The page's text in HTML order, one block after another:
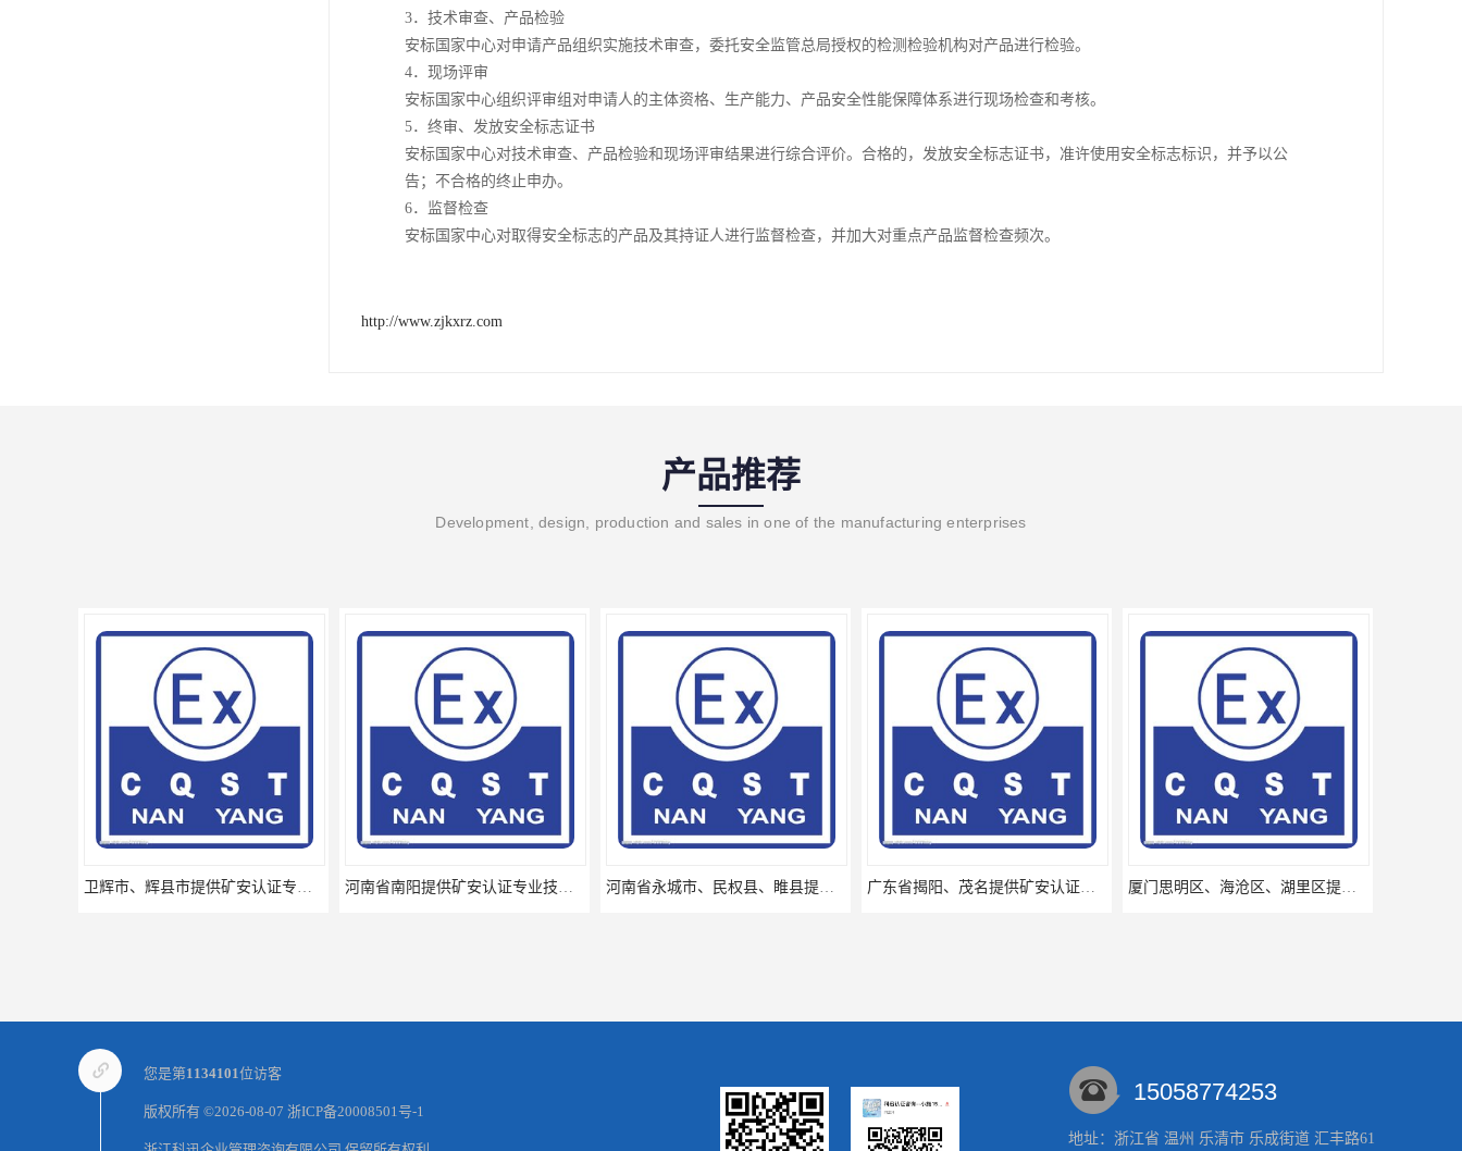
3．技术审查、产品检验
安标国家中心对申请产品组织实施技术审查，委托安全监管总局授权的检测检验机构对产品进行检验。
4．现场评审
安标国家中心组织评审组对申请人的主体资格、生产能力、产品安全性能保障体系进行现场检查和考核。
5．终审、发放安全标志证书
安标国家中心对技术审查、产品检验和现场评审结果进行综合评价。合格的，发放安全标志证书，准许使用安全标志标识，并予以公
告；不合格的终止申办。
6．监督检查
安标国家中心对取得安全标志的产品及其持证人进行监督检查，并加大对重点产品监督检查频次。
http://www.zjkxrz.com
产品推荐
Development, design, production and sales in one of the manufacturing enterprises
卫辉市、辉县市提供矿安认证专业技术服务值得信赖的咨询专家 河南省南阳提供矿安认证专业技术服务值得信赖的咨询专家 河南省永城市、民权县、睢县提供矿安认证专业技术服务值得信赖的咨询专家 广东省揭阳、茂名提供矿安认证专业咨询服务机构让你拿本放心省心 厦门思明区、海沧区、湖里区提供矿安认证专业技术服务值得信赖的咨询专家
您是第1134101位访客
版权所有 ©2026-08-07 浙ICP备20008501号-1
15058774253
地址：浙江省 温州 乐清市 乐成街道 汇丰路61